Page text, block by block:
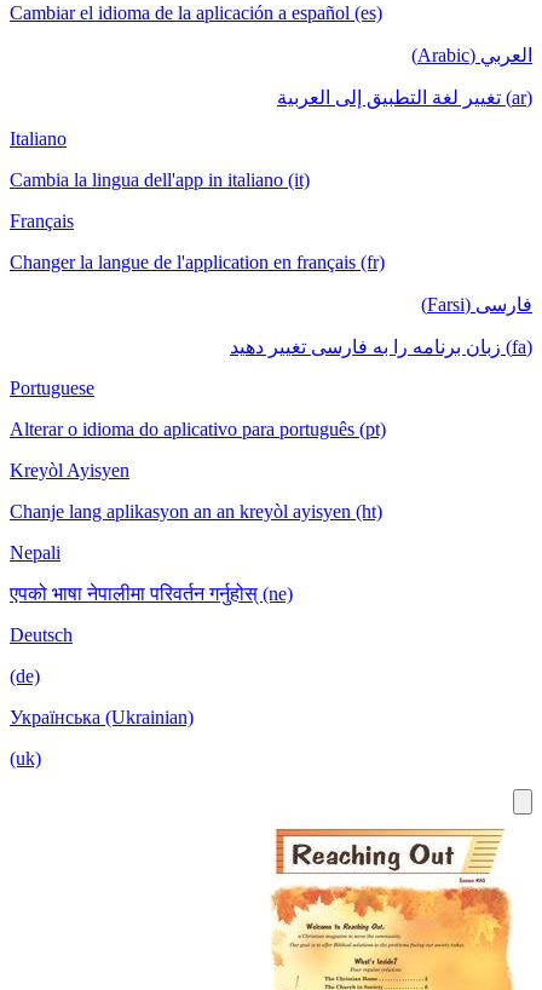
Cambiar el idioma de la aplicación a español (es)
العربي (Arabic)
(ar) تغيير لغة التطبيق إلى العربية
Italiano
Cambia la lingua dell'app in italiano (it)
Français
Changer la langue de l'application en français (fr)
فارسی (Farsi)
(fa) زبان برنامه را به فارسی تغییر دهید
Portuguese
Alterar o idioma do aplicativo para português (pt)
Kreyòl Ayisyen
Chanje lang aplikasyon an an kreyòl ayisyen (ht)
Nepali
एपको भाषा नेपालीमा परिवर्तन गर्नुहोस् (ne)
Deutsch
(de)
Українська (Ukrainian)
(uk)